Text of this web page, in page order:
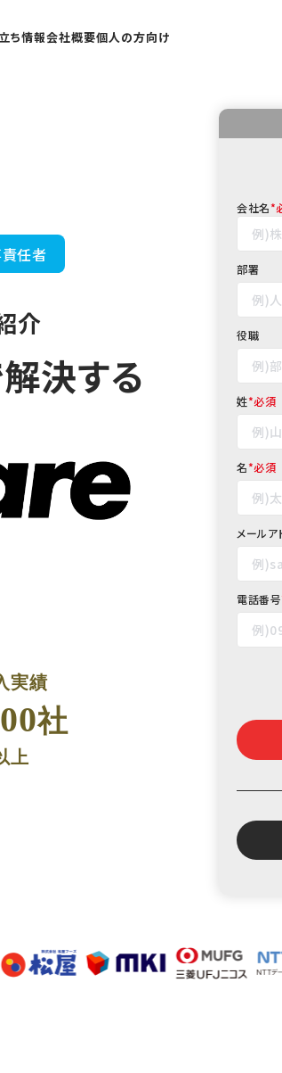
ち情報会社概要個人の方向け
任者
介​
決する
実績
社
上
会社名*
部署
役職
姓*
名*
メールア
電話番号